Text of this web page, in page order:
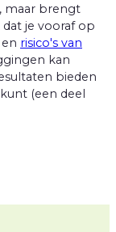
maar brengt
je vooraf op
risico's van
kan
bieden
(een deel